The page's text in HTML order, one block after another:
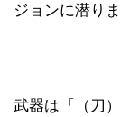
ジョンに潜りま
武器は「（刀）